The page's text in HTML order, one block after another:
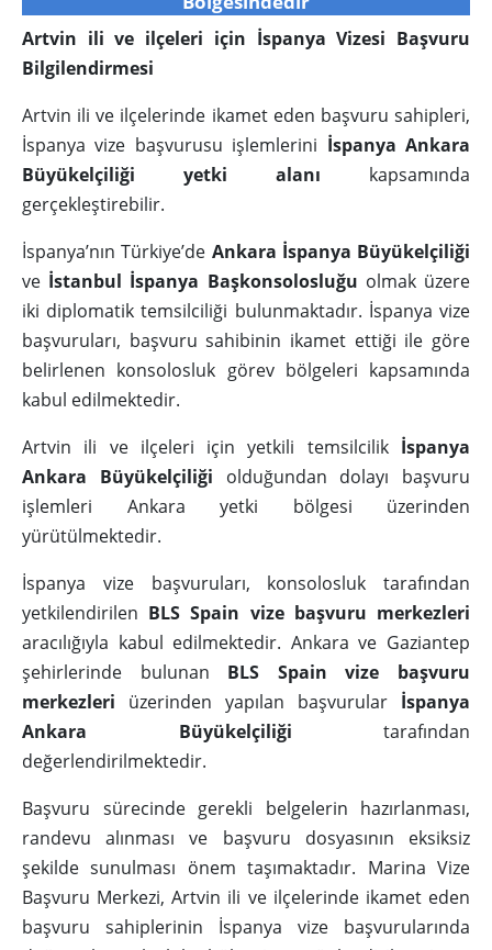
Artvin ili ve ilçeleri için İspanya Vizesi Başvuru
Bilgilendirmesi
Artvin ili ve ilçelerinde ikamet eden başvuru sahipleri,
İspanya vize başvurusu işlemlerini İspanya Ankara
Büyükelçiliği yetki alanı kapsamında
gerçekleştirebilir.
İspanya’nın Türkiye’de Ankara İspanya Büyükelçiliği
ve İstanbul İspanya Başkonsolosluğu olmak üzere
iki diplomatik temsilciliği bulunmaktadır. İspanya vize
başvuruları, başvuru sahibinin ikamet ettiği ile göre
belirlenen konsolosluk görev bölgeleri kapsamında
kabul edilmektedir.
Artvin ili ve ilçeleri için yetkili temsilcilik İspanya
Ankara Büyükelçiliği olduğundan dolayı başvuru
işlemleri Ankara yetki bölgesi üzerinden
yürütülmektedir.
İspanya vize başvuruları, konsolosluk tarafından
yetkilendirilen BLS Spain vize başvuru merkezleri
aracılığıyla kabul edilmektedir. Ankara ve Gaziantep
şehirlerinde bulunan BLS Spain vize başvuru
merkezleri üzerinden yapılan başvurular İspanya
Ankara Büyükelçiliği tarafından
değerlendirilmektedir.
Başvuru sürecinde gerekli belgelerin hazırlanması,
randevu alınması ve başvuru dosyasının eksiksiz
şekilde sunulması önem taşımaktadır. Marina Vize
Başvuru Merkezi, Artvin ili ve ilçelerinde ikamet eden
başvuru sahiplerinin İspanya vize başvurularında